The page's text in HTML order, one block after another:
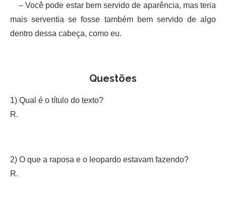
– Você pode estar bem servido de aparência, mas teria
mais serventia se fosse também bem servido de algo
dentro dessa cabeça, como eu.
Questões
1) Qual é o título do texto?
R.
2) O que a raposa e o leopardo estavam fazendo?
R.